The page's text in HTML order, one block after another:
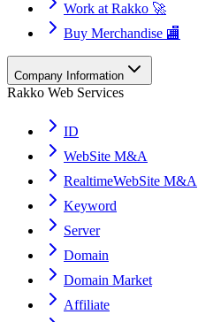
Work at Rakko 🚀
Buy Merchandise 🏬
Company Information
Rakko Web Services
ID
WebSite M&A
RealtimeWebSite M&A
Keyword
Server
Domain
Domain Market
Affiliate